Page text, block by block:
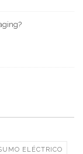
ELÉCTRICO